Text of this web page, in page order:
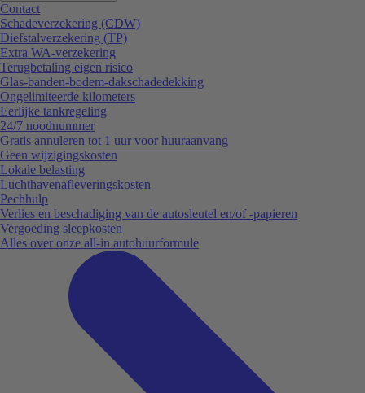
Contact
Schadeverzekering (CDW)
Diefstalverzekering (TP)
Extra WA-verzekering
Terugbetaling eigen risico
Glas-banden-bodem-dakschadedekking
Ongelimiteerde kilometers
Eerlijke tankregeling
24/7 noodnummer
Gratis annuleren tot 1 uur voor huuraanvang
Geen wijzigingskosten
Lokale belasting
Luchthavenafleveringskosten
Pechhulp
Verlies en beschadiging van de autosleutel en/of -papieren
Vergoeding sleepkosten
Alles over onze all-in autohuurformule